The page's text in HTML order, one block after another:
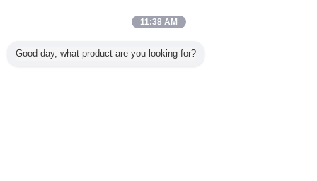
Tous les produits
11:38 AM
Good day, what product are you looking for?